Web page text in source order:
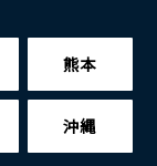
熊本
沖縄